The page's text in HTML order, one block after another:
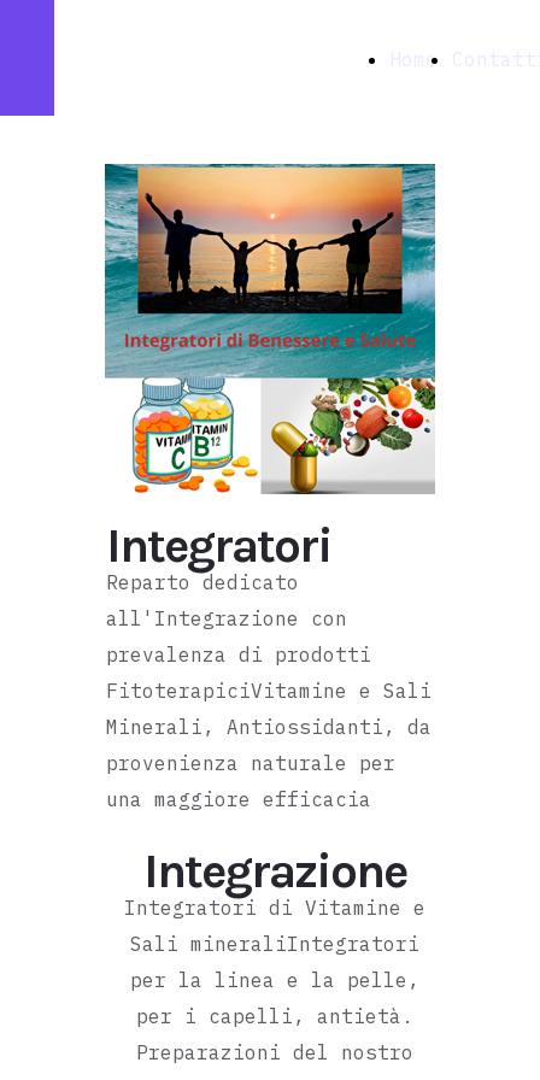
Home
Integratori
Reparto dedicato
all'Integrazione con
prevalenza di prodotti
FitoterapiciVitamine e Sali
Minerali, Antiossidanti, da
provenienza naturale per
una maggiore efficacia
Integrazione
Integratori di Vitamine e
Sali mineraliIntegratori
per la linea e la pelle,
per i capelli, antietà.
Preparazioni del nostro